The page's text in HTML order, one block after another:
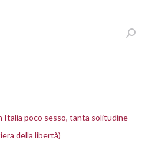
Italia poco sesso, tanta solitudine
della libertà)